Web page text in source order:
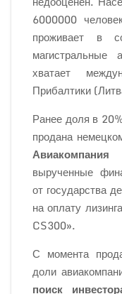
6000000
проживает в
хватает
Прибалтики
Ранее доля в
продана
вырученные
от государства
на оплату
CS300».
С момента
доли
поиск